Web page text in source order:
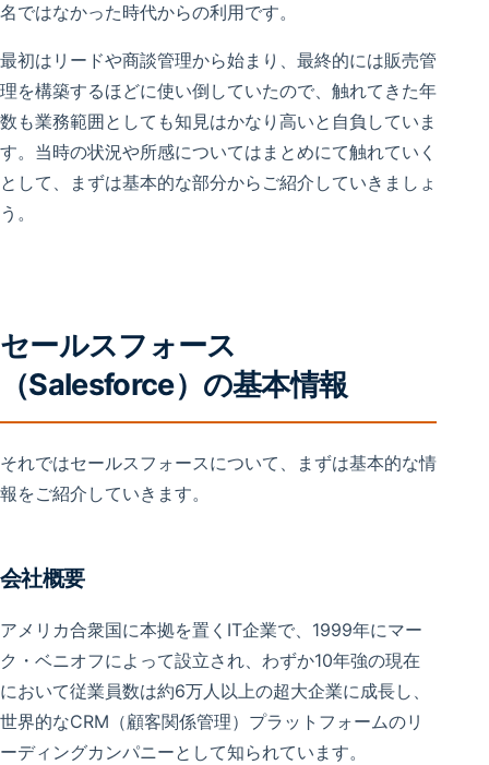
名ではなかった時代からの利用です。
最初はリードや商談管理から始まり、最終的には販売管
理を構築するほどに使い倒していたので、触れてきた年
数も業務範囲としても知見はかなり高いと自負していま
す。当時の状況や所感についてはまとめにて触れていく
として、まずは基本的な部分からご紹介していきましょ
う。
セールスフォース
（Salesforce）の基本情報
それではセールスフォースについて、まずは基本的な情
報をご紹介していきます。
会社概要
アメリカ合衆国に本拠を置くIT企業で、1999年にマー
ク・ベニオフによって設立され、わずか10年強の現在
において従業員数は約6万人以上の超大企業に成長し、
世界的なCRM（顧客関係管理）プラットフォームのリ
ーディングカンパニーとして知られています。